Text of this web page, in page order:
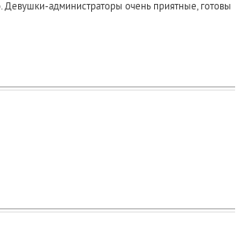
Девушки-администраторы очень приятные, готовы